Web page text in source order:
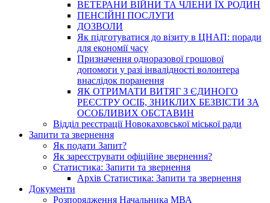
ВЕТЕРАНИ ВІЙНИ ТА ЧЛЕНИ ЇХ РОДИН
ПЕНСІЙНІ ПОСЛУГИ
ДОЗВОЛИ
Як підготуватися до візиту в ЦНАП: поради
для економії часу
Призначення одноразової грошової
допомоги у разі інвалідності волонтера
внаслідок поранення
ЯК ОТРИМАТИ ВИТЯГ З ЄДИНОГО
РЕЄСТРУ ОСІБ, ЗНИКЛИХ БЕЗВІСТИ ЗА
ОСОБЛИВИХ ОБСТАВИН
Відділ реєстрації Новокаховської міської ради
Запити та звернення
Як подати Запит?
Як зареєструвати офіційне звернення?
Статистика: Запити та звернення
Архів Статистика: Запити та звернення
Документи
Розпорядження Начальника МВА